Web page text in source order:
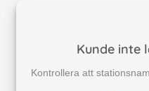
Kunde inte
Kontrollera att